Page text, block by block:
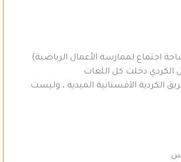
اجتماع لممارسة الأعمال الرياضية)
الكردي دخلت كل اللغات
الكردية الآفستانية الميدية ، وليست